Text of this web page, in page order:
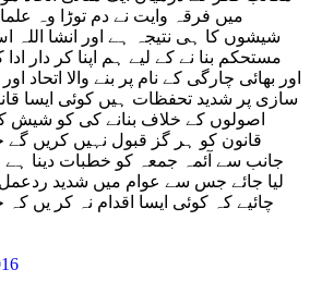
میں فرقہ وایت نے دم توڑا وہ
شیشوں کا ہی نتیجہ ہے اور انشا اللہ
مستحکم بنا نے کے لیے ہم اپنا کر دار
اور بھائی چارگی کے نام پر بنے والا اتحاد
سازی پر شدید تحفظات ہیں کوئی ایسا
اصولوں کے خلاف بنانے کی کو
قانون کو ہر گز قبول نہیں کریں
جانب سے آئمہ جمعہ کو خطبات دینا ہے
لیا جائے جس سے عوام میں شدید ردعمل
چائیے کہ کوئی ایسا اقدام نہ کر یں